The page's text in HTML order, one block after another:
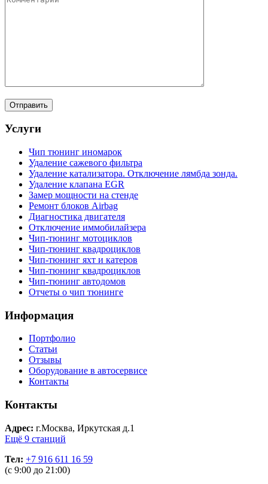
Услуги
Чип тюнинг иномарок
Удаление сажевого фильтра
Удаление катализатора. Отключение лямбда зонда.
Удаление клапана EGR
Замер мощности на стенде
Ремонт блоков Airbag
Диагностика двигателя
Отключение иммобилайзера
Чип-тюнинг мотоциклов
Чип-тюнинг квадроциклов
Чип-тюнинг яхт и катеров
Чип-тюнинг квадроциклов
Чип-тюнинг автодомов
Отчеты о чип тюнинге
Информация
Портфолио
Статьи
Отзывы
Оборудование в автосервисе
Контакты
Контакты
Адрес: г.Москва, Иркутская д.1
Ещё 9 станций
Тел: +7 916 611 16 59
(с 9:00 до 21:00)